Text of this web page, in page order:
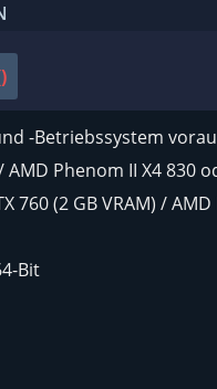
-Betriebssystem
AMD Phenom II X4 830
760 (2 GB VRAM) /
Bit